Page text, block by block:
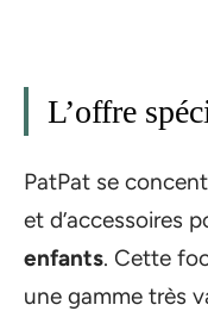
L’offre
PatPat se
et d’accessoires
enfants. Cette
une gamme très